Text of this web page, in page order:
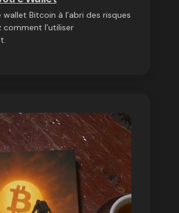
Bitcoin à l’abri des risques
l’utiliser